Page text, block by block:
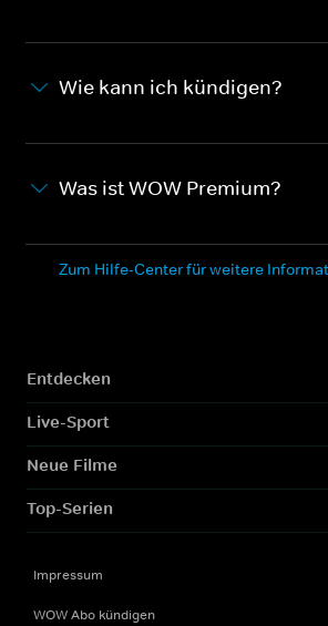
Wie kann ich kündigen?
Was ist WOW Premium?
Zum Hilfe-Center für weitere
Entdecken
Live-Sport
Neue Filme
Top-Serien
Impressum
WOW Abo kündigen